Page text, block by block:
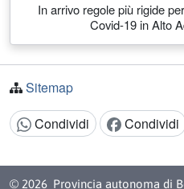
In arrivo regole più rigide
Covid-19 in Alto
Sitemap
Condividi:
Condividi Condividi
© 2026 Provincia autonoma di